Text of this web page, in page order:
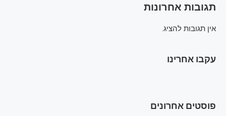
תגובות אחרונות
אין תגובות להציג.
עקבו אחרינו
פוסטים אחרונים